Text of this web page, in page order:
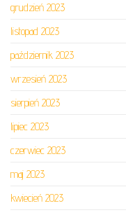
grudzień 2023
listopad 2023
październik 2023
wrzesień 2023
sierpień 2023
lipiec 2023
czerwiec 2023
maj 2023
kwiecień 2023